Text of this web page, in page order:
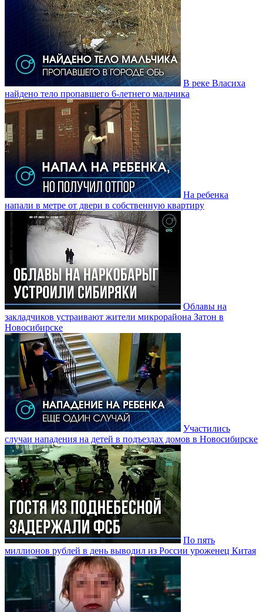
В реке Власиха
найдено тело пропавшего 6-летнего мальчика
На ребенка
напали в метре от двери в собственную квартиру
Облавы на
закладчиков устраивают жители микрорайона Затон в
Новосибирске
Участились
случаи нападения на детей в подъездах домов в Новосибирске
По пять
миллионов рублей в день выводил из России уроженец Китая